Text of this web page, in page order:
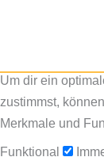
Um dir ein
zustimmst,
Merkmale und
Funktional